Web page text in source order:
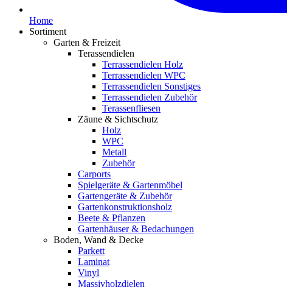
Home
Sortiment
Garten & Freizeit
Terassendielen
Terrassendielen Holz
Terrassendielen WPC
Terrassendielen Sonstiges
Terrassendielen Zubehör
Terassenfliesen
Zäune & Sichtschutz
Holz
WPC
Metall
Zubehör
Carports
Spielgeräte & Gartenmöbel
Gartengeräte & Zubehör
Gartenkonstruktionsholz
Beete & Pflanzen
Gartenhäuser & Bedachungen
Boden, Wand & Decke
Parkett
Laminat
Vinyl
Massivholzdielen